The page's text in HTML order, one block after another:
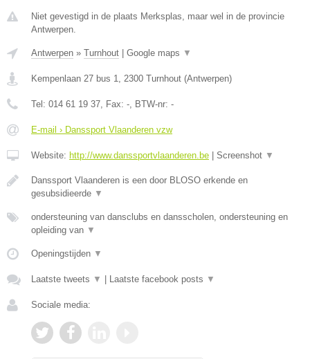
Niet gevestigd in de plaats Merksplas, maar wel in de provincie
Antwerpen.
Antwerpen » Turnhout Google maps ▼
Kempenlaan 27 bus 1 2300 Turnhout (Antwerpen)
Tel: 014 61 19 37 , Fax: - , BTW-nr: -
E-mail › Danssport Vlaanderen vzw
Website: http://www.danssportvlaanderen.be Screenshot ▼
Danssport Vlaanderen is een door BLOSO erkende en
gesubsidieerde ▼
ondersteuning van dansclubs en dansscholen, ondersteuning en
opleiding van ▼
Openingstijden ▼
Laatste tweets ▼ Laatste facebook posts ▼
Sociale media: